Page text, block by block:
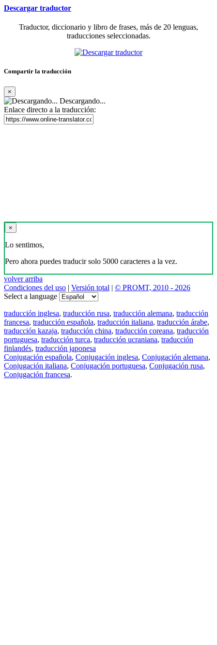
Descargar traductor
Traductor, diccionario y libro de frases, más de 20 lenguas,
traducciones seleccionadas.
Compartir la traducción
×
Descargando...
Enlace directo a la traducción:
×
Lo sentimos,
Pero ahora puedes traducir solo 5000 caracteres a la vez.
volver arriba
Condiciones del uso | Versión total | © PROMT, 2010 - 2026
Select a language
traducción inglesa, traducción rusa, traducción alemana, traducción
francesa, traducción española, traducción italiana, traducción árabe,
traducción kazaja, traducción china, traducción coreana, traducción
portuguesa, traducción turca, traducción ucraniana, traducción
finlandés, traducción japonesa
Conjugación española, Conjugación inglesa, Conjugación alemana,
Conjugación italiana, Conjugación portuguesa, Conjugación rusa,
Conjugación francesa.